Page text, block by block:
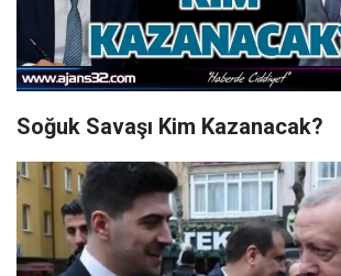
Soğuk Savaşı Kim Kazanacak?